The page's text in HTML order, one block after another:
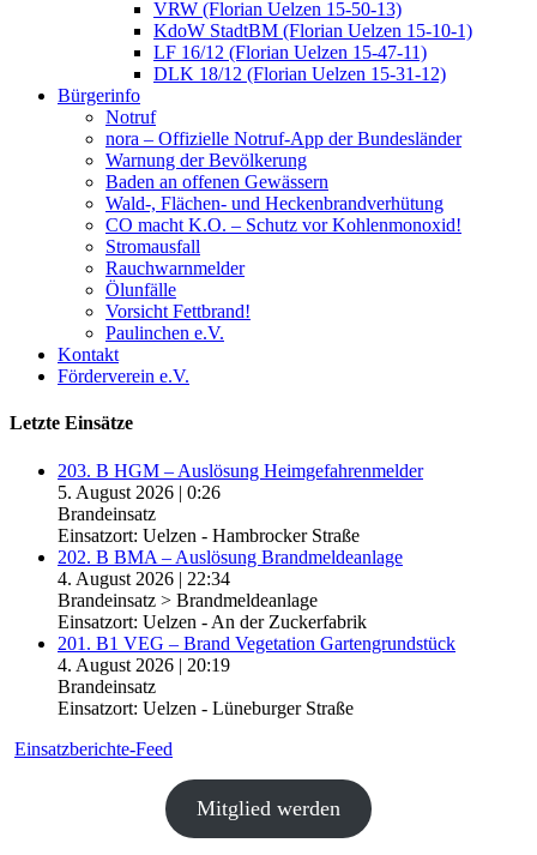
VRW (Florian Uelzen 15-50-13)
KdoW StadtBM (Florian Uelzen 15-10-1)
LF 16/12 (Florian Uelzen 15-47-11)
DLK 18/12 (Florian Uelzen 15-31-12)
Bürgerinfo
Notruf
nora – Offizielle Notruf-App der Bundesländer
Warnung der Bevölkerung
Baden an offenen Gewässern
Wald-, Flächen- und Heckenbrandverhütung
CO macht K.O. – Schutz vor Kohlenmonoxid!
Stromausfall
Rauchwarnmelder
Ölunfälle
Vorsicht Fettbrand!
Paulinchen e.V.
Kontakt
Förderverein e.V.
Letzte Einsätze
203. B HGM – Auslösung Heimgefahrenmelder
5. August 2026 | 0:26
Brandeinsatz
Einsatzort: Uelzen - Hambrocker Straße
202. B BMA – Auslösung Brandmeldeanlage
4. August 2026 | 22:34
Brandeinsatz > Brandmeldeanlage
Einsatzort: Uelzen - An der Zuckerfabrik
201. B1 VEG – Brand Vegetation Gartengrundstück
4. August 2026 | 20:19
Brandeinsatz
Einsatzort: Uelzen - Lüneburger Straße
Einsatzberichte-Feed
Mitglied werden